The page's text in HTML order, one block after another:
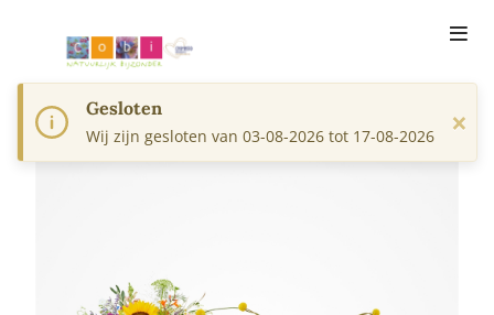
Gesloten
Wij zijn gesloten van 03-08-2026 tot 17-08-2026 ×